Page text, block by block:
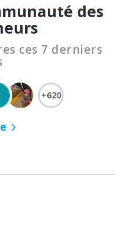
des
ces 7 derniers
+620